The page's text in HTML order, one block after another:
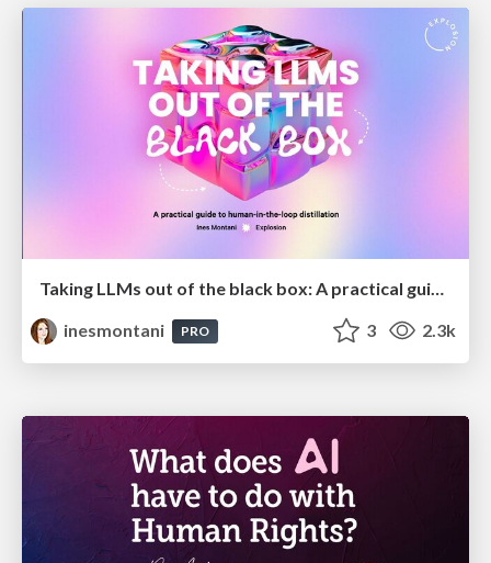
Taking LLMs out of the black box: A practical guide to human-in-the-loop distillation
inesmontani
PRO 3 2.3k